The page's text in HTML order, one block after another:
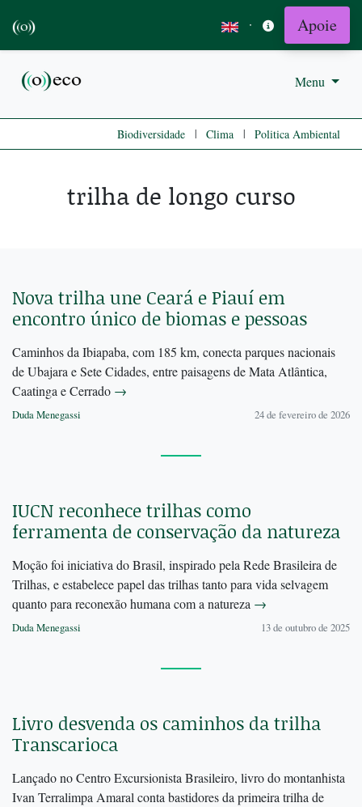
· Apoie
Menu
Biodiversidade | Clima | Politica Ambiental
trilha de longo curso
Nova trilha une Ceará e Piauí em
encontro único de biomas e pessoas
Caminhos da Ibiapaba, com 185 km, conecta parques nacionais
de Ubajara e Sete Cidades, entre paisagens de Mata Atlântica,
Caatinga e Cerrado →
Duda Menegassi 24 de fevereiro de 2026
IUCN reconhece trilhas como
ferramenta de conservação da natureza
Moção foi iniciativa do Brasil, inspirado pela Rede Brasileira de
Trilhas, e estabelece papel das trilhas tanto para vida selvagem
quanto para reconexão humana com a natureza →
Duda Menegassi 13 de outubro de 2025
Livro desvenda os caminhos da trilha
Transcarioca
Lançado no Centro Excursionista Brasileiro, livro do montanhista
Ivan Terralimpa Amaral conta bastidores da primeira trilha de